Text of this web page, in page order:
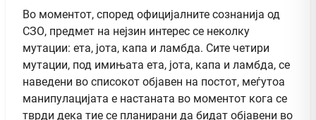
Во моментот, според официјалните сознанија од
СЗО, предмет на нејзин интерес се неколку
мутации: ета, јота, капа и ламбда. Сите четири
мутации, под имињата ета, јота, капа и ламбда, се
наведени во списокот објавен на постот, меѓутоа
манипулацијата е настаната во моментот кога се
тврди дека тие се планирани да бидат објавени во